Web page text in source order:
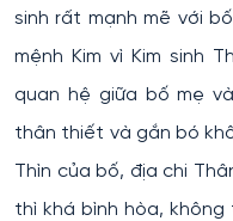
sinh rất mạnh mẽ với
mệnh Kim vì Kim sinh
quan hệ giữa bố mẹ
thân thiết và gắn bó
Thìn của bố, địa chi
thì khá bình hòa,